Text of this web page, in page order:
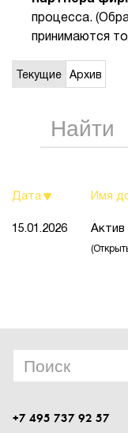
События
Сервисы для
процесса.
принимаются
Текущие Архив
Дата Имя
15.01.2026 Актив
+7 495 737 92 57